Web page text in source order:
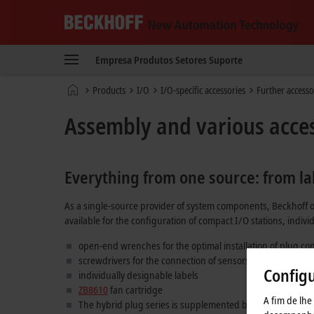
New
Technology
Empresa Produtos Setores Suporte
Página Products I/O I/O-specific accessories Further
Assembly and various
Everything from one source: from
As a single-source provider of system components,
available for the configuration of compact I/O stations,
open-end wrenches for the optimal installation of plug
screwdrivers for the connection of sensors and actuators
individually designable labels
ZB8610 fan cartridge
The hybrid plug series is supplemented by various color
A fim de